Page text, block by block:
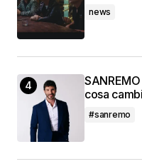
news
cosa
#sanremo